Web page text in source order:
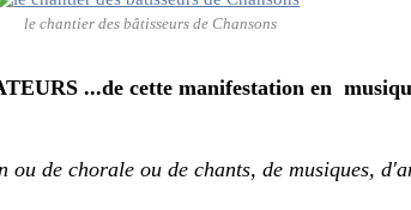
le chantier des bâtisseurs de Chansons
...de cette manifestation en
de chorale ou de chants, de musiques,